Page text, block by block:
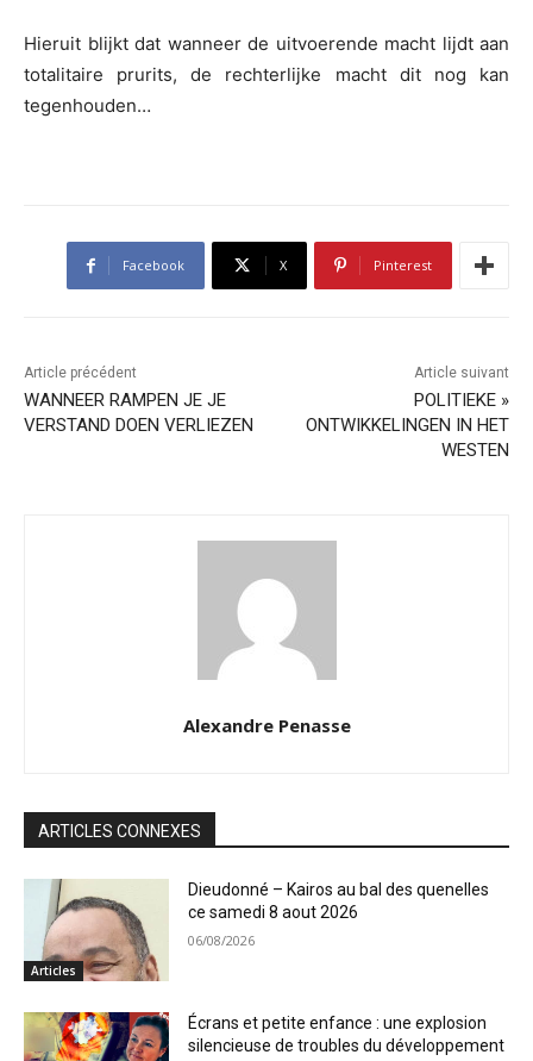
Hieruit blijkt dat wanneer de uitvoerende macht lijdt aan
totalitaire prurits, de rechterlijke macht dit nog kan
tegenhouden…
Facebook X Pinterest
Article précédent
WANNEER RAMPEN JE JE
VERSTAND DOEN VERLIEZEN
Article suivant
POLITIEKE »
ONTWIKKELINGEN IN HET
WESTEN
Alexandre Penasse
ARTICLES CONNEXES
Articles
Dieudonné – Kairos au bal des quenelles
ce samedi 8 aout 2026
06/08/2026
Écrans et petite enfance : une explosion
silencieuse de troubles du développement